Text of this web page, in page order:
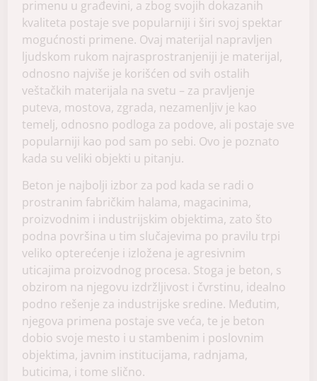
primenu u građevini, a zbog svojih dokazanih
kvaliteta postaje sve popularniji i širi svoj spektar
mogućnosti primene. Ovaj materijal napravljen
ljudskom rukom najrasprostranjeniji je materijal,
odnosno najviše je korišćen od svih ostalih
veštačkih materijala na svetu – za pravljenje
puteva, mostova, zgrada, nezamenljiv je kao
temelj, odnosno podloga za podove, ali postaje sve
popularniji kao pod sam po sebi. Ovo je poznato
kada su veliki objekti u pitanju.
Beton je najbolji izbor za pod kada se radi o
prostranim fabričkim halama, magacinima,
proizvodnim i industrijskim objektima, zato što
podna površina u tim slučajevima po pravilu trpi
veliko opterećenje i izložena je agresivnim
uticajima proizvodnog procesa. Stoga je beton, s
obzirom na njegovu izdržljivost i čvrstinu, idealno
podno rešenje za industrijske sredine. Međutim,
njegova primena postaje sve veća, te je beton
dobio svoje mesto i u stambenim i poslovnim
objektima, javnim institucijama, radnjama,
buticima, i tome slično.